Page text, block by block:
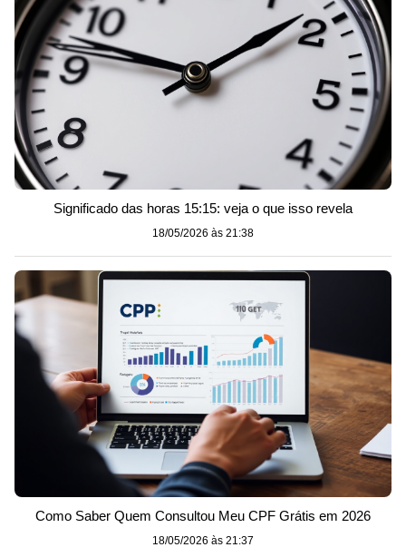
Significado das horas 15:15: veja o que isso revela
18/05/2026 às 21:38
Como Saber Quem Consultou Meu CPF Grátis em 2026
18/05/2026 às 21:37